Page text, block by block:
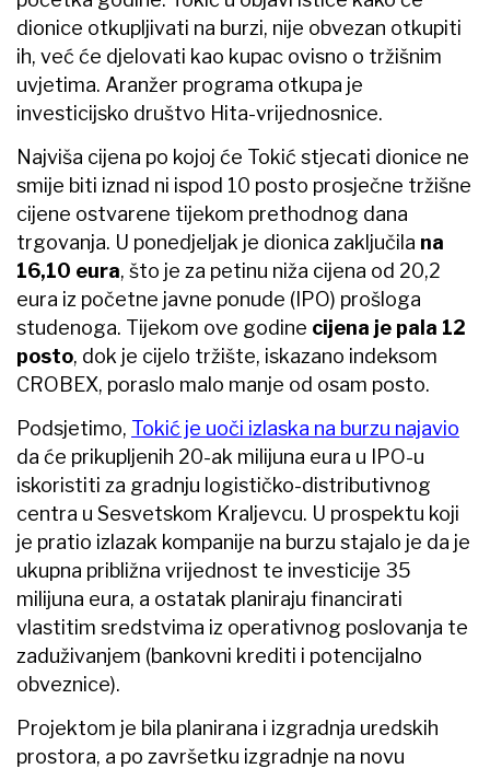
dionice otkupljivati na burzi, nije obvezan otkupiti
ih, već će djelovati kao kupac ovisno o tržišnim
uvjetima. Aranžer programa otkupa je
investicijsko društvo Hita-vrijednosnice.
Najviša cijena po kojoj će Tokić stjecati dionice ne
smije biti iznad ni ispod 10 posto prosječne tržišne
cijene ostvarene tijekom prethodnog dana
trgovanja. U ponedjeljak je dionica zaključila na
16,10 eura, što je za petinu niža cijena od 20,2
eura iz početne javne ponude (IPO) prošloga
studenoga. Tijekom ove godine cijena je pala 12
posto, dok je cijelo tržište, iskazano indeksom
CROBEX, poraslo malo manje od osam posto.
Podsjetimo, Tokić je uoči izlaska na burzu najavio
da će prikupljenih 20-ak milijuna eura u IPO-u
iskoristiti za gradnju logističko-distributivnog
centra u Sesvetskom Kraljevcu. U prospektu koji
je pratio izlazak kompanije na burzu stajalo je da je
ukupna približna vrijednost te investicije 35
milijuna eura, a ostatak planiraju financirati
vlastitim sredstvima iz operativnog poslovanja te
zaduživanjem (bankovni krediti i potencijalno
obveznice).
Projektom je bila planirana i izgradnja uredskih
prostora, a po završetku izgradnje na novu